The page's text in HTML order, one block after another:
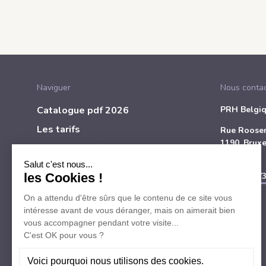
Naviguer
Catalogue pdf 2026
Les tarifs
Questions fréquentes
Mentions légales et vie privée
Contact
Nous
PRH
Rue
1190,
+32